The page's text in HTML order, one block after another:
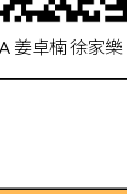
姜卓楠 徐家樂